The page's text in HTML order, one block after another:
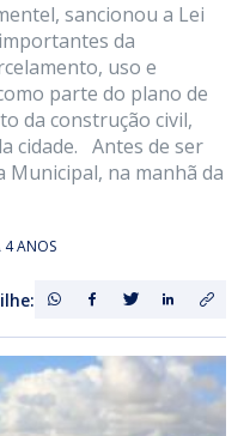
sancionou a Lei
da
uso e
parte do plano de
da construção civil,
cidade. Antes de ser
Municipal, na manhã da
ANOS